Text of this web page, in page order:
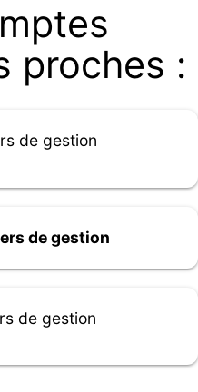
proches :
de gestion
de gestion
de gestion